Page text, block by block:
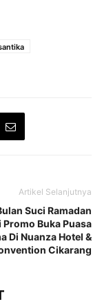
Artikel Selanjutnya
Suci Ramadan
Promo Buka Puasa
Di Nuanza Hotel &
Cikarang